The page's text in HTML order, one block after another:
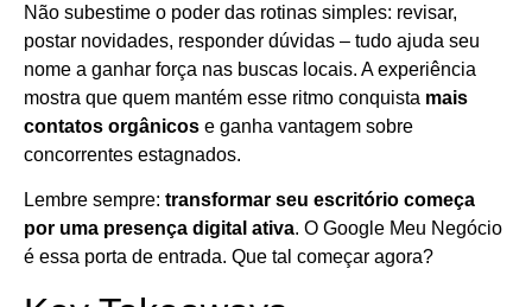
Não subestime o poder das rotinas simples: revisar,
postar novidades, responder dúvidas – tudo ajuda seu
nome a ganhar força nas buscas locais. A experiência
mostra que quem mantém esse ritmo conquista mais
contatos orgânicos e ganha vantagem sobre
concorrentes estagnados.
Lembre sempre: transformar seu escritório começa
por uma presença digital ativa. O Google Meu Negócio
é essa porta de entrada. Que tal começar agora?